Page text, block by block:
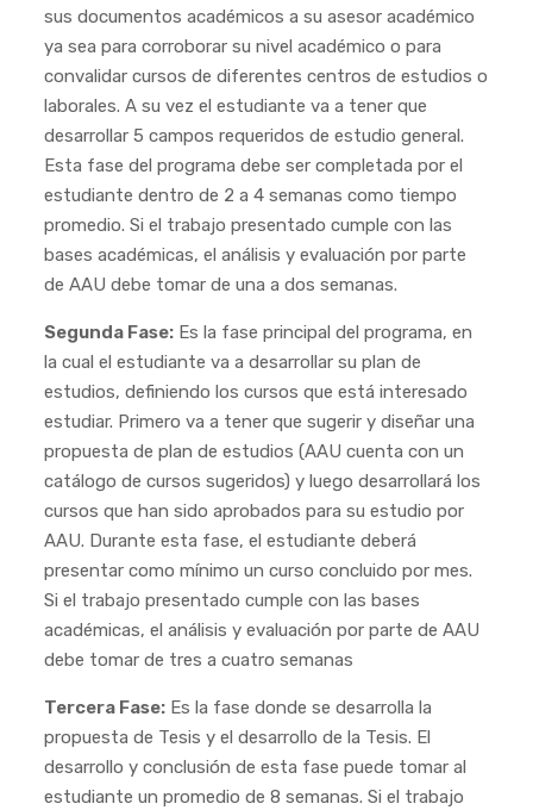
sus documentos académicos a su asesor académico
ya sea para corroborar su nivel académico o para
convalidar cursos de diferentes centros de estudios o
laborales. A su vez el estudiante va a tener que
desarrollar 5 campos requeridos de estudio general.
Esta fase del programa debe ser completada por el
estudiante dentro de 2 a 4 semanas como tiempo
promedio. Si el trabajo presentado cumple con las
bases académicas, el análisis y evaluación por parte
de AAU debe tomar de una a dos semanas.
Segunda Fase:Es la fase principal del programa, en
la cual el estudiante va a desarrollar su plan de
estudios, definiendo los cursos que está interesado
estudiar. Primero va a tener que sugerir y diseñar una
propuesta de plan de estudios (AAU cuenta con un
catálogo de cursos sugeridos) y luego desarrollará los
cursos que han sido aprobados para su estudio por
AAU. Durante esta fase, el estudiante deberá
presentar como mínimo un curso concluido por mes.
Si el trabajo presentado cumple con las bases
académicas, el análisis y evaluación por parte de AAU
debe tomar de tres a cuatro semanas
Tercera Fase:Es la fase donde se desarrolla la
propuesta de Tesis y el desarrollo de la Tesis. El
desarrollo y conclusión de esta fase puede tomar al
estudiante un promedio de 8 semanas. Si el trabajo